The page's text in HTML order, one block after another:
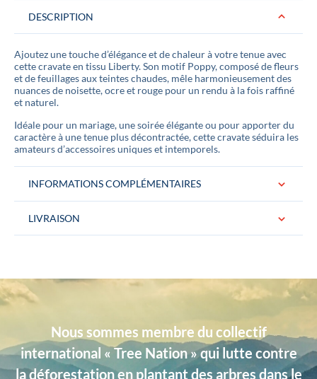
DESCRIPTION
Ajoutez une touche d’élégance et de chaleur à votre tenue avec
cette cravate en tissu Liberty. Son motif Poppy, composé de fleurs
et de feuillages aux teintes chaudes, mêle harmonieusement des
nuances de noisette, ocre et rouge pour un rendu à la fois raffiné
et naturel.
Idéale pour un mariage, une soirée élégante ou pour apporter du
caractère à une tenue plus décontractée, cette cravate séduira les
amateurs d’accessoires uniques et intemporels.
INFORMATIONS COMPLÉMENTAIRES
un cadeau.
Dimensions Largeur : 7 cm, Longueur : 146 cm
Matière
LIVRAISON
Nous sommes membre du collectif
international « Tree Nation » qui lutte contre
la déforestation en plantant des arbres dans le